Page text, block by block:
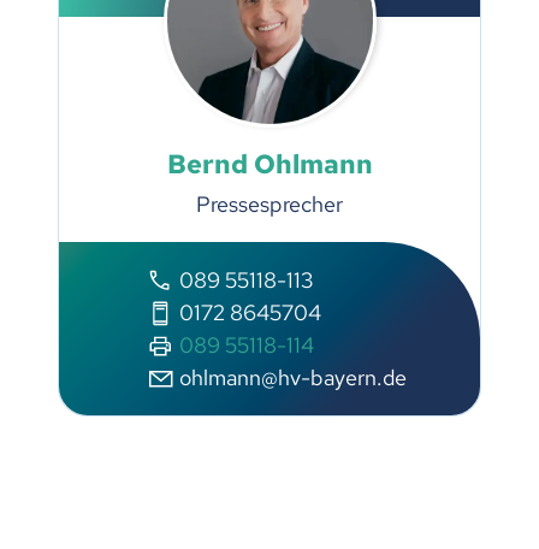
Bernd Ohlmann
Pressesprecher
089 55118-113
0172 8645704
089 55118-114
ohlmann@hv-bayern.de